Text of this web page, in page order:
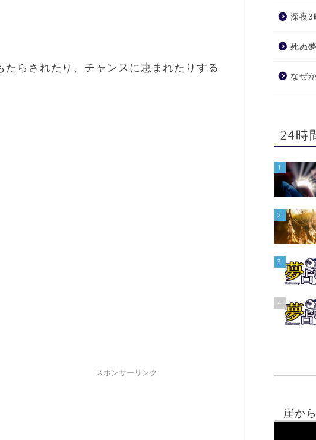
たらされたり、チャンスに恵まれたりする
スポンサーリンク
深夜3
死ぬ
なぜ
24時
1
2
3
4
崖か